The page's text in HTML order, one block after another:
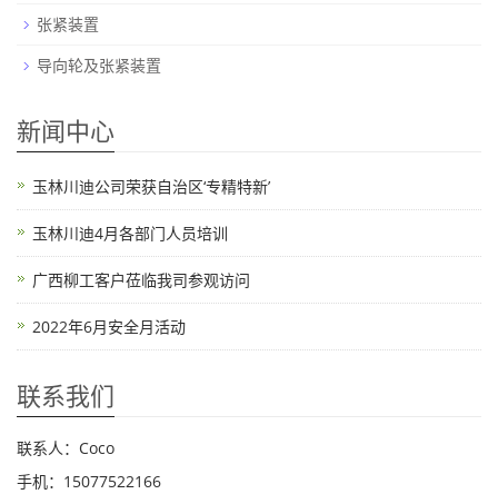
张紧装置
导向轮及张紧装置
新闻中心
玉林川迪公司荣获自治区‘专精特新’
玉林川迪4月各部门人员培训
广西柳工客户莅临我司参观访问
2022年6月安全月活动
联系我们
联系人：Coco
手机：15077522166